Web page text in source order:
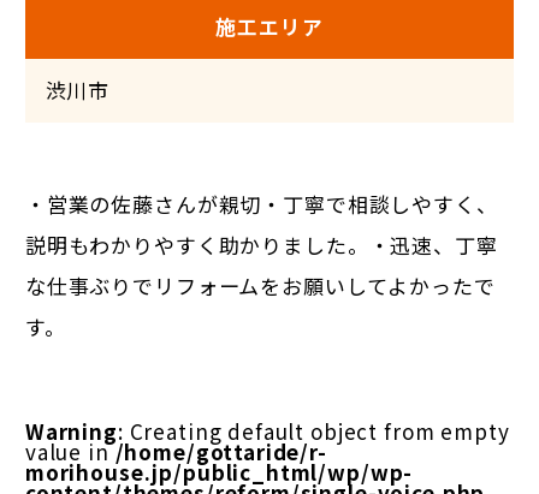
施工エリア
渋川市
・営業の佐藤さんが親切・丁寧で相談しやすく、
説明もわかりやすく助かりました。・迅速、丁寧
な仕事ぶりでリフォームをお願いしてよかったで
す。
Warning: Creating default object from empty
value in/home/gottaride/r-
morihouse.jp/public_html/wp/wp-